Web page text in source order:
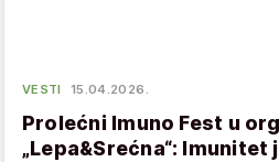
VESTI 15.04.2026.
Prolećni Imuno Fest u
„Lepa&Srećna“: Imunitet